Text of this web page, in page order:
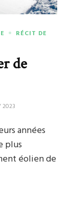
RÉCIT DE
de
2023
années
plus
éolien de